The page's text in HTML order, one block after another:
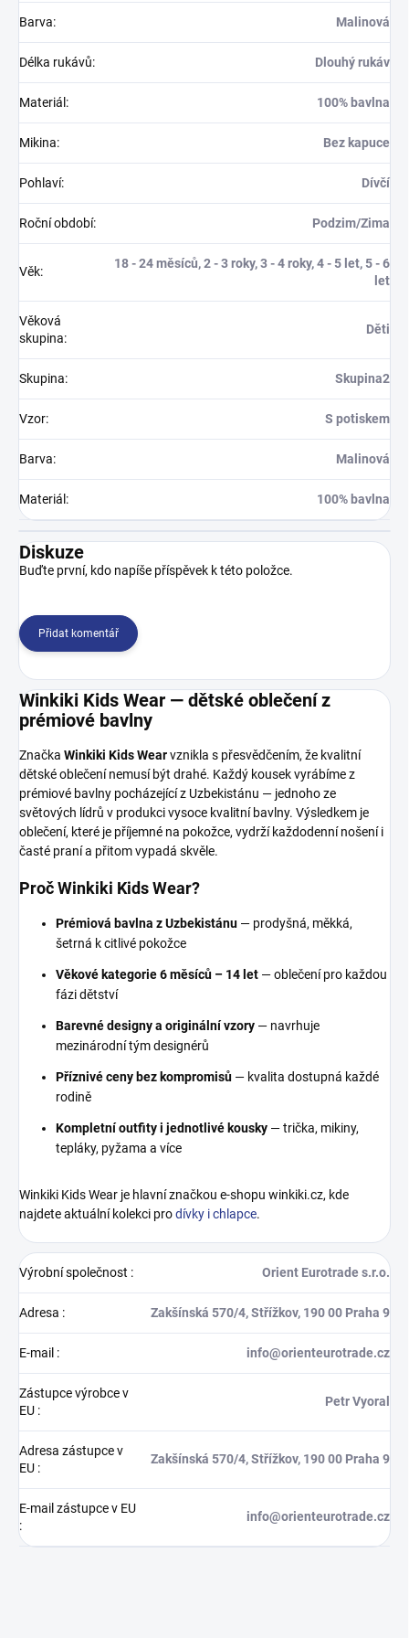
Barva: Malinová
Délka rukávů: Dlouhý rukáv
Materiál : 100% bavlna
Mikina: Bez kapuce
Pohlaví: Dívčí
Roční období: Podzim/Zima
Věk:
18 - 24 měsíců, 2 - 3 roky, 3 - 4 roky, 4 - 5 let, 5 - 6
let
Věková
skupina:
Děti
Skupina: Skupina2
Vzor: S potiskem
Barva: Malinová
Materiál : 100% bavlna
Diskuze
Buďte první, kdo napíše příspěvek k této položce.
Přidat komentář
Winkiki Kids Wear — dětské oblečení z
prémiové bavlny
Značka Winkiki Kids Wearvznikla s přesvědčením, že kvalitní
dětské oblečení nemusí být drahé. Každý kousek vyrábíme z
prémiové bavlny pocházející z Uzbekistánu — jednoho ze
světových lídrů v produkci vysoce kvalitní bavlny. Výsledkem je
oblečení, které je příjemné na pokožce, vydrží každodenní nošení i
časté praní a přitom vypadá skvěle.
Proč Winkiki Kids Wear?
Prémiová bavlna z Uzbekistánu — prodyšná, měkká,
šetrná k citlivé pokožce
Věkové kategorie 6 měsíců – 14 let — oblečení pro každou
fázi dětství
Barevné designy a originální vzory — navrhuje
mezinárodní tým designérů
Příznivé ceny bez kompromisů — kvalita dostupná každé
rodině
Kompletní outfity i jednotlivé kousky — trička, mikiny,
tepláky, pyžama a více
Winkiki Kids Wear je hlavní značkou e-shopu winkiki.cz, kde
najdete aktuální kolekci prodívky i chlapce.
Výrobní společnost : Orient Eurotrade s.r.o.
Adresa : Zakšínská 570/4, Střížkov, 190 00 Praha 9
E-mail : info@orienteurotrade.cz
Zástupce výrobce v
EU :
Petr Vyoral
Adresa zástupce v
EU :
Zakšínská 570/4, Střížkov, 190 00 Praha 9
E-mail zástupce v EU
:
info@orienteurotrade.cz